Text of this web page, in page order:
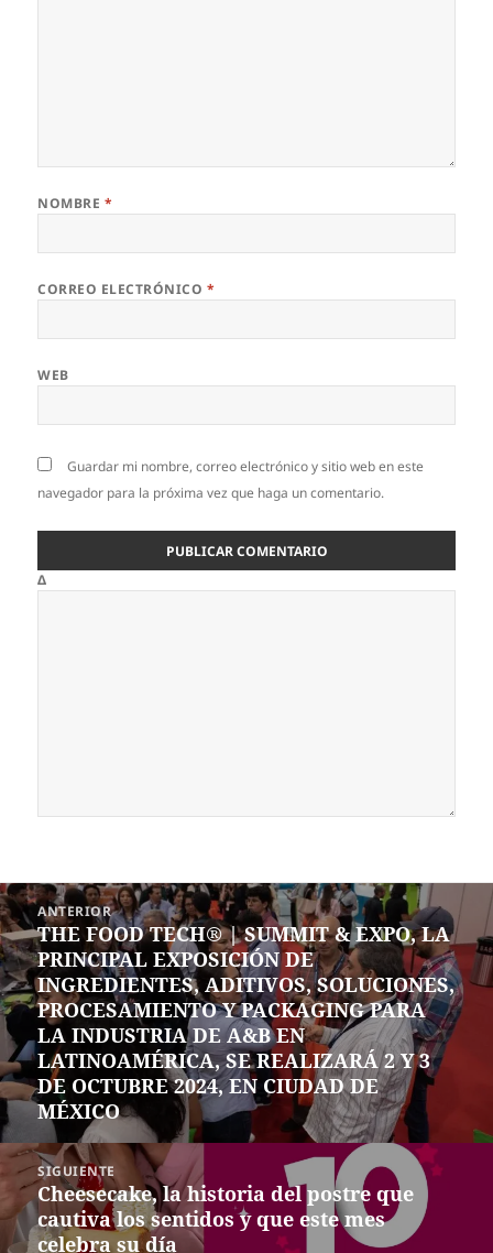
NOMBRE *
CORREO ELECTRÓNICO *
WEB
Guardar mi nombre, correo electrónico y sitio web en este
navegador para la próxima vez que haga un comentario.
Δ
Navegación
de
entradas
ANTERIOR
Entrada
anterior:
THE FOOD TECH® | SUMMIT & EXPO, LA
PRINCIPAL EXPOSICIÓN DE
INGREDIENTES, ADITIVOS, SOLUCIONES ,
PROCESAMIENTO Y PACKAGING PARA
LA INDUSTRIA DE A&B EN
LATINOAMÉRICA, SE REALIZARÁ 2 Y 3
DE OCTUBRE 2024, EN CIUDAD DE
MÉXICO
SIGUIENTE
Siguiente
entrada:
Cheesecake, la historia del postre que
cautiva los sentidos y que este mes
celebra su día